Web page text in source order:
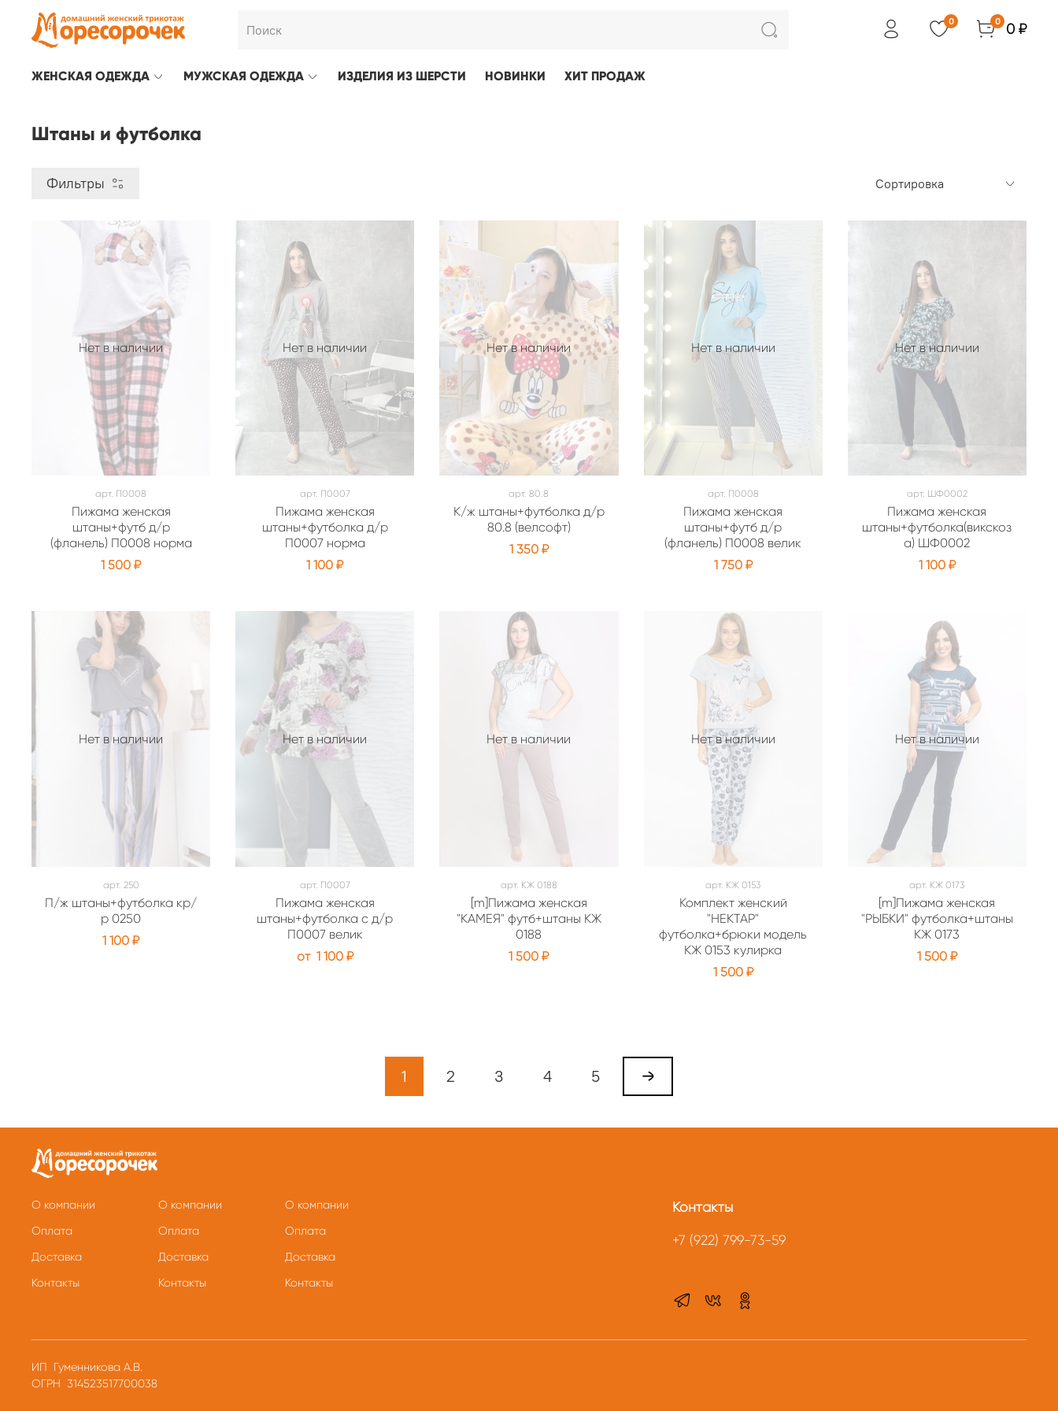
0 0
0 ₽
ЖЕНСКАЯ ОДЕЖДА МУЖСКАЯ ОДЕЖДА ИЗДЕЛИЯ ИЗ ШЕРСТИ НОВИНКИ ХИТ ПРОДАЖ
Штаны и футболка
Фильтры
Нет в наличии
арт. П0008
Пижама женская
штаны+футб д/р
(фланель) П0008 норма
1 500 ₽
Нет в наличии
арт. П0007
Пижама женская
штаны+футболка д/р
П0007 норма
1 100 ₽
Нет в наличии
арт.80.8
К/ж штаны+футболка д/р
80.8 (велсофт)
1 350 ₽
Нет в наличии
арт. П0008
Пижама женская
штаны+футб д/р
(фланель) П0008 велик
1 750 ₽
Нет в наличии
арт. ШФ0002
Пижама женская
штаны+футболка(викскоз
а) ШФ0002
1 100 ₽
Нет в наличии
арт. 250
П/ж штаны+футболка кр/
р 0250
1 100 ₽
Нет в наличии
арт. П0007
Пижама женская
штаны+футболка с д/р
П0007 велик
от 1 100 ₽
Нет в наличии
арт. КЖ 0188
[m]Пижама женская
"КАМЕЯ" футб+штаны КЖ
0188
1 500 ₽
Нет в наличии
арт. КЖ 0153
Комплект женский
"НЕКТАР"
футболка+брюки модель
КЖ 0153 кулирка
1 500 ₽
Нет в наличии
арт. КЖ 0173
[m]Пижама женская
"РЫБКИ" футболка+штаны
КЖ 0173
1 500 ₽
1 2 3 4 5
О компании
Оплата
Доставка
Контакты
О компании
Оплата
Доставка
Контакты
О компании
Оплата
Доставка
Контакты
Контакты
+7 (922) 799-73-59
ИП Гуменникова А.В.
ОГРН 314523517700038